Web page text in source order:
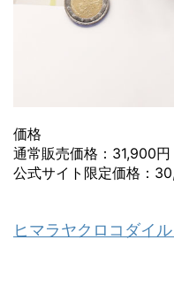
価格
通常販売価格：31,900円
公式サイト限定価格：
ヒマラヤクロコダ